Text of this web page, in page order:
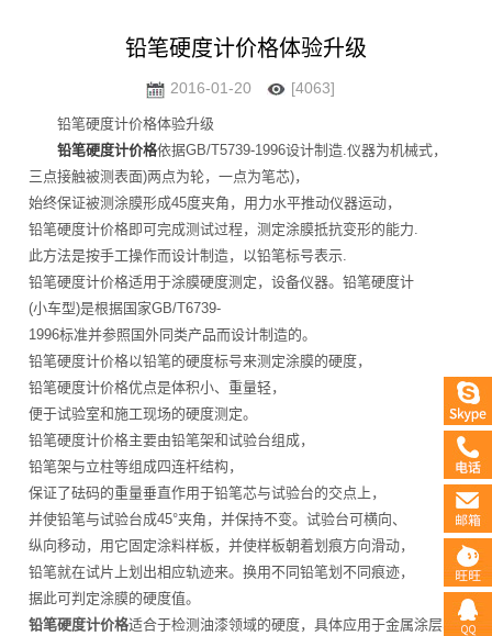
铅笔硬度计价格体验升级
2016-01-20 [4063]
铅笔硬度计价格体验升级
铅笔硬度计价格依据GB/T5739-1996设计制造.仪器为机械式，
三点接触被测表面)两点为轮，一点为笔芯)，
始终保证被测涂膜形成45度夹角，用力水平推动仪器运动，
铅笔硬度计价格即可完成测试过程，测定涂膜抵抗变形的能力.
此方法是按手工操作而设计制造，以铅笔标号表示.
铅笔硬度计价格适用于涂膜硬度测定，设备仪器。铅笔硬度计
(小车型)是根据国家GB/T6739-
1996标准并参照国外同类产品而设计制造的。
铅笔硬度计价格以铅笔的硬度标号来测定涂膜的硬度，
铅笔硬度计价格优点是体积小、重量轻，
便于试验室和施工现场的硬度测定。
铅笔硬度计价格主要由铅笔架和试验台组成，
铅笔架与立柱等组成四连杆结构，
保证了砝码的重量垂直作用于铅笔芯与试验台的交点上，
并使铅笔与试验台成45°夹角，并保持不变。试验台可横向、
纵向移动，用它固定涂料样板，并使样板朝着划痕方向滑动，
铅笔就在试片上划出相应轨迹来。换用不同铅笔划不同痕迹，
据此可判定涂膜的硬度值。
铅笔硬度计价格适合于检测油漆领域的硬度，具体应用于金属涂层、